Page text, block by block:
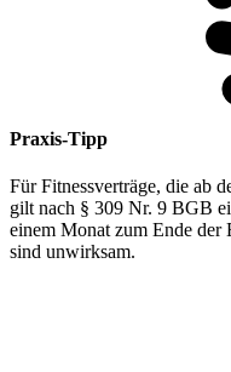
Praxis-Tipp
Für Fitnessverträge, die ab
gilt nach § 309 Nr. 9 BGB
einem Monat zum Ende
sind unwirksam.